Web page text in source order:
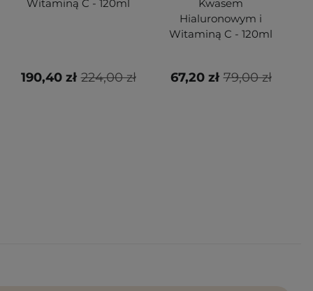
Witaminą C - 120ml
224,00 zł
190,40 zł
Kwasem
Hialuronowym i
Witaminą C - 120ml
79,00 zł
67,20 zł